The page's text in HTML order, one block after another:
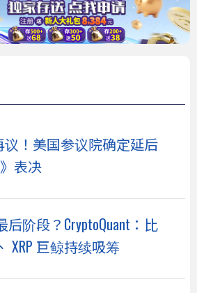
议！美国参议院确定延后
》表决
阶段？CryptoQuant：比
XRP 巨鲸持续吸筹